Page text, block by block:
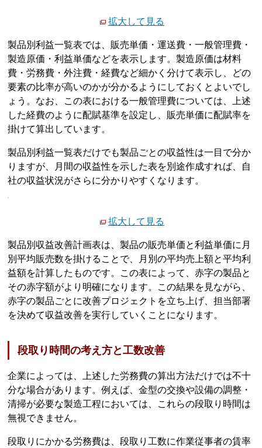
拡大して見る
製品別利益一覧表では、販売単価・運送費・一般管理費・
製造原価・利益単価などを表示します。製造原価は材料
費・労務費・外注費・経費など細かく分けて表示し、どの
要素の比率が高いのかが分かるようにしておくとよいでし
ょう。なお、この表における一般管理費については、上述
した経費のように配賦基準を設定し、販売単価に配賦率を
掛けて算出しています。
製品別利益一覧表だけでも製品ごとの収益性は一目で分か
りますが、月間の収益性を示した表を別途作成すれば、自
社の収益状況がさらに分かりやすくなります。
拡大して見る
製品別収益改善計画表は、製品の販売単価と利益単価に月
別平均販売数を掛けることで、月別の平均売上額と平均利
益額を計算したものです。この表によって、赤字の製品と
その赤字額がより明確になります。この結果を見ながら、
赤字の製品ごとに改善プロジェクトを立ち上げ、担当部署
を決めて収益改善を実行していくことになります。
段取り時間の考え方と工数改善
企業によっては、上述した労務費の算出方法だけでは不十
分な場合があります。例えば、金型の交換や設備の調整・
清掃が必要な製造工程においては、これらの段取り時間は
無視できません。
段取りにかかる労務費は、段取り工数に作業従事者の賃率